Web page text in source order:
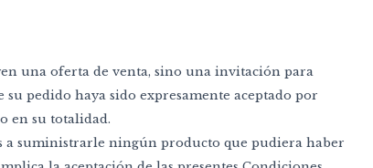
una oferta de venta, sino una invitación para
pedido haya sido expresamente aceptado por
en su totalidad.
a suministrarle ningún producto que pudiera haber